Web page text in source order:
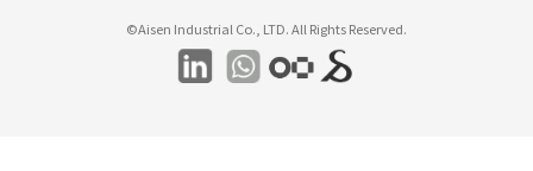
©Aisen Industrial Co., LTD. All Rights Reserved.